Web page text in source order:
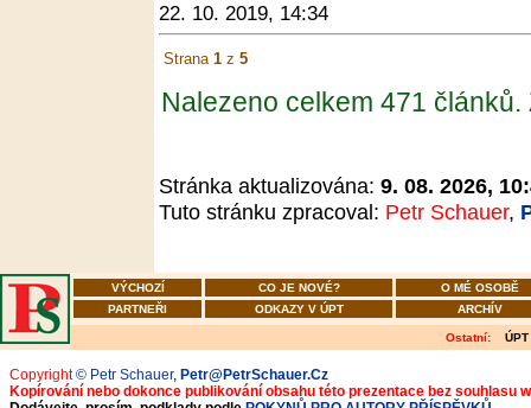
22. 10. 2019, 14:34
Strana 1 z 5
Nalezeno celkem 471
Stránka aktualizována: 9. 08. 2026,
Tuto stránku zpracoval: Petr Schauer,
VÝCHOZÍ CO JE NOVÉ?
O MÉ OSOBĚ
PARTNEŘI
ODKAZY V ÚPT ARCHÍV
Ostatní: ÚPT
Copyright© Petr Schauer, Petr@PetrSchauer.Cz
Kopírování nebo dokonce publikování obsahu této prezentace bez souhlasu